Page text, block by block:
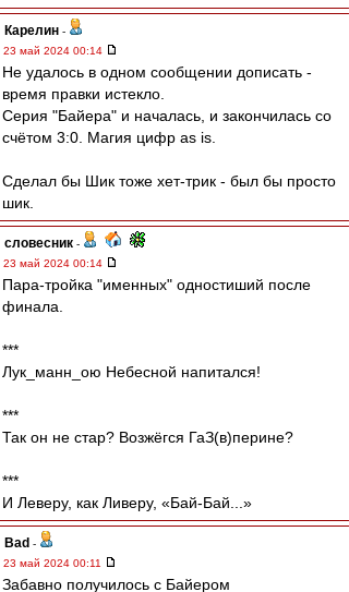
Карелин -
23 май 2024 00:14
Не удалось в одном сообщении дописать -
время правки истекло.
Серия "Байера" и началась, и закончилась со
счётом 3:0. Магия цифр as is.
Сделал бы Шик тоже хет-трик - был бы просто
шик.
словесник -
23 май 2024 00:14
Пара-тройка "именных" одностиший после
финала.
***
Лук_манн_ою Небесной напитался!
***
Так он не стар? Возжёгся ГаЗ(в)перине?
***
И Леверу, как Ливеру, «Бай-Бай...»
Bad -
23 май 2024 00:11
Забавно получилось с Байером